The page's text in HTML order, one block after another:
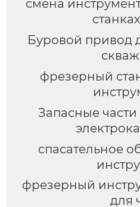
смена
Буровой привод
фрезерный
Запасные
спасательное
фрезерный
для